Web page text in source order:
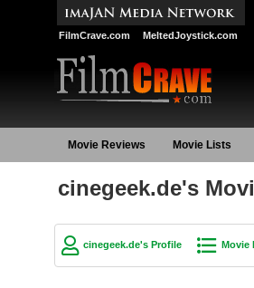
FilmCrave.com MeltedJoystick.com
Movie Reviews Movie Lists
cinegeek.de's
cinegeek.de's Profile Movie